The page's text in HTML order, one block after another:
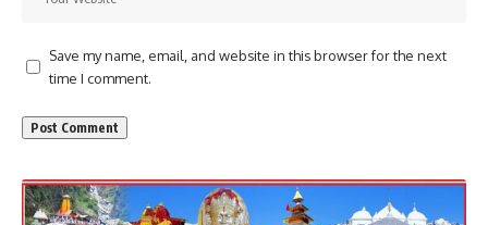
Save my name, email, and website in this browser for the next
time I comment.